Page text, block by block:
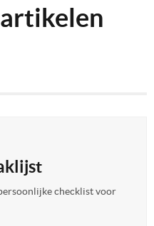
checklist voor